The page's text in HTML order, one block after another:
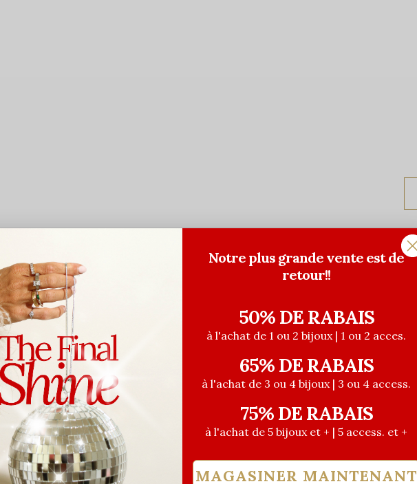
Notre plus grande vente est de
retour!!
50% DE RABAIS
à l'achat de 1 ou 2 bijoux | 1 ou 2 acces.
65% DE RABAIS
à l'achat de 3 ou 4 bijoux | 3 ou 4 access.
75% DE RABAIS
à l'achat de 5 bijoux et + | 5 access. et +
MAGASINER MAINTENANT